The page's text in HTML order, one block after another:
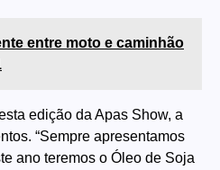
entre moto e caminhão
edição da Apas Show, a
“Sempre apresentamos
ano teremos o Óleo de Soja